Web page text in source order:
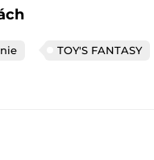
TOY'S FANTASY